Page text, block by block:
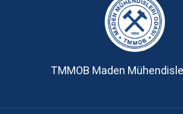
TMMOB Maden